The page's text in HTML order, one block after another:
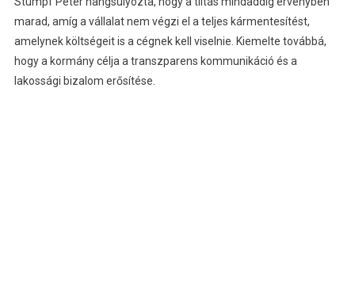
marad, amíg a vállalat nem végzi el a teljes kármentesítést,
amelynek költségeit is a cégnek kell viselnie. Kiemelte továbbá,
hogy a kormány célja a transzparens kommunikáció és a
lakossági bizalom erősítése.